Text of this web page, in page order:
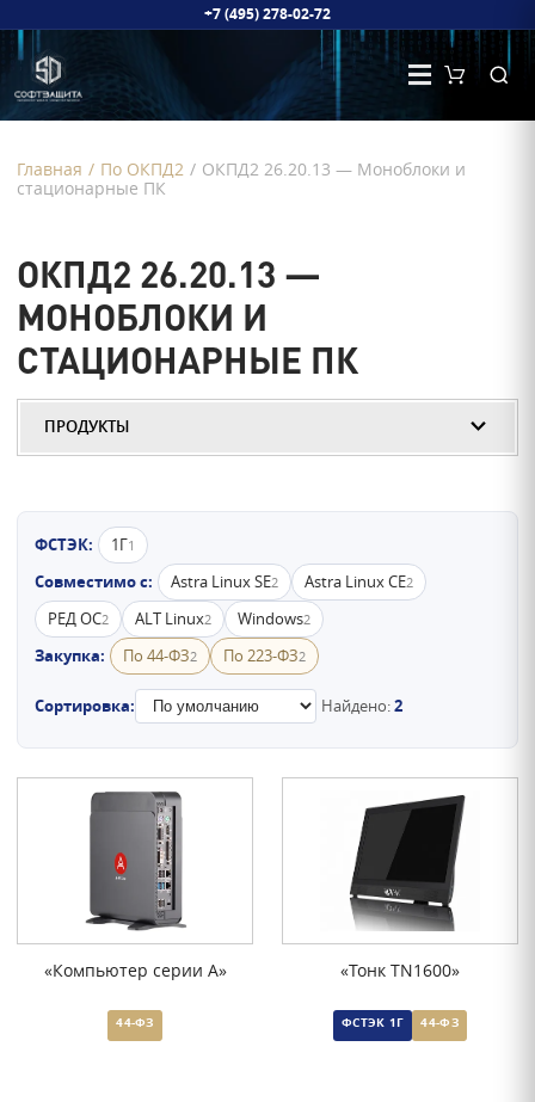
+7 (495) 278-02-72
Главная / По ОКПД2 / ОКПД2 26.20.13 — Моноблоки и
стационарные ПК
ОКПД2 26.20.13 —
МОНОБЛОКИ И
СТАЦИОНАРНЫЕ ПК
ПРОДУКТЫ
ФСТЭК: 1Г1
Совместимо с: Astra Linux SE2 Astra Linux CE2
РЕД ОС2 ALT Linux2 Windows2
Закупка: По 44-ФЗ2 По 223-ФЗ2
Сортировка: Найдено:2
«Компьютер серии А»
44-ФЗ
«Тонк TN1600»
ФСТЭК 1Г 44-ФЗ